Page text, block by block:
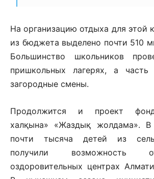
На организацию отдыха для этой
из бюджета выделено почти 510
Большинство школьников
пришкольных лагерях, а часть
загородные смены.
Продолжится и проект
халқына» «Жаздық жолдама».
почти тысяча детей из
получили возможность
оздоровительных центрах